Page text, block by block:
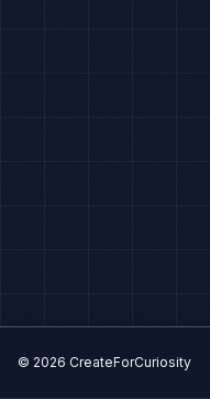
© 2026 CreateForCuriosity